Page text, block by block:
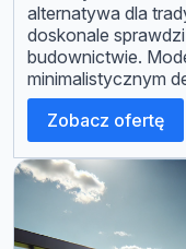
alternatywa dla
doskonale
budownictwie.
minimalistycznym
elementów
funkcjonalnością.
praktyczną.
francuskich można
Balkony
tradycyjnych
Zobacz ofertę